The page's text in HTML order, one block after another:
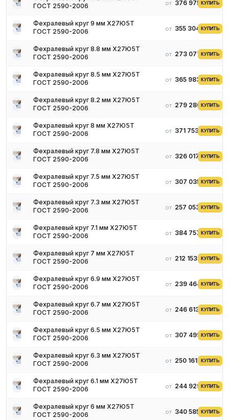
Фехралевые круги – это сплав железа, хрома и алюминия.
марганца, реже – никеля. Круги из фехраля выдерживают до
1350 градусов по Цельсию. Имеют более высокую температуру
плавления и электрического сопротивления по сравнению с
нихромом.
выполняется нагрев заготовок. Материал может иметь два
мягкое – выполняется термическая обработка заготовок;
Для очистки поверхности от загрязнений проводится
травление. Требования к свойствам полуфабрикатов,
электрическое сопротивление, максимальная рабочая
температура и другие характеристики установлены ГОСТ
производиться с окисленной и темной поверхностью. Фехраль
гораздо экономичнее сплавов на основе никеля и железа с
никелем.
характеристики кругов из фехраля
В качестве сырья используется несколько марок сырья,
химических элементов меняется в зависимости от каждой
марки. Уровень твердости практически не отличается от
единиц по Роквеллу.
порядка 735 МПа. Проволоку нагревают до температуры 300
градусов по Цельсию и наматывают в катушки. Удельная
теплоемкость составляет 0,48 кДж/кг*К при 25°С.
Температурный коэффициент линейного расширения равен
Области применения
Востребован при изготовлении элементов сопротивления,
ГОСТ 2590-2006
от 376 975 ₽КУПИТЬ
Фехралевый круг 9 мм Х27Ю5Т
ГОСТ 2590-2006
от 355 304 ₽КУПИТЬ
Фехралевый круг 8.8 мм Х27Ю5Т
ГОСТ 2590-2006
от 273 077 ₽КУПИТЬ
Фехралевый круг 8.5 мм Х27Ю5Т
ГОСТ 2590-2006
от 365 983 ₽КУПИТЬ
Фехралевый круг 8.2 мм Х27Ю5Т
ГОСТ 2590-2006
от 279 280 ₽КУПИТЬ
Фехралевый круг 8 мм Х27Ю5Т
ГОСТ 2590-2006
от 371 753 ₽КУПИТЬ
Фехралевый круг 7.8 мм Х27Ю5Т
ГОСТ 2590-2006
от 326 017 ₽КУПИТЬ
Фехралевый круг 7.5 мм Х27Ю5Т
ГОСТ 2590-2006
от 307 035 ₽КУПИТЬ
Фехралевый круг 7.3 мм Х27Ю5Т
ГОСТ 2590-2006
от 257 053 ₽КУПИТЬ
Фехралевый круг 7.1 мм Х27Ю5Т
ГОСТ 2590-2006
от 384 757 ₽КУПИТЬ
Фехралевый круг 7 мм Х27Ю5Т
ГОСТ 2590-2006
от 212 153 ₽КУПИТЬ
Фехралевый круг 6.9 мм Х27Ю5Т
ГОСТ 2590-2006
от 239 464 ₽КУПИТЬ
Фехралевый круг 6.7 мм Х27Ю5Т
ГОСТ 2590-2006
от 246 613 ₽КУПИТЬ
Фехралевый круг 6.5 мм Х27Ю5Т
ГОСТ 2590-2006
от 307 499 ₽КУПИТЬ
Фехралевый круг 6.3 мм Х27Ю5Т
ГОСТ 2590-2006
от 250 161 ₽КУПИТЬ
Фехралевый круг 6.1 мм Х27Ю5Т
ГОСТ 2590-2006
от 244 929 ₽КУПИТЬ
Фехралевый круг 6 мм Х27Ю5Т
ГОСТ 2590-2006
от 340 585 ₽КУПИТЬ